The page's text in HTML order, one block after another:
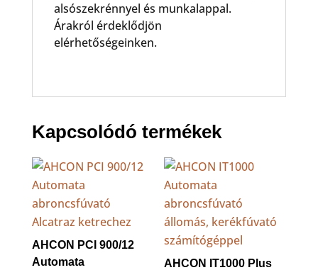
alsószekrénnyel és munkalappal.
Árakról érdeklődjön
elérhetőségeinken.
Kapcsolódó termékek
AHCON PCI 900/12
Automata
AHCON IT1000 Plus